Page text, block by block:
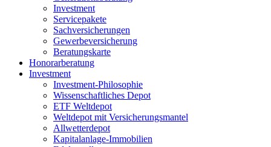
Investment
Servicepakete
Sachversicherungen
Gewerbeversicherung
Beratungskarte
Honorarberatung
Investment
Investment-Philosophie
Wissenschaftliches Depot
ETF Weltdepot
Weltdepot mit Versicherungsmantel
Allwetterdepot
Kapitalanlage-Immobilien